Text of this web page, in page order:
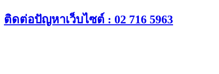
Skip
to
ติดต่อปัญหาเว็บไซต์ : 02 716 5963